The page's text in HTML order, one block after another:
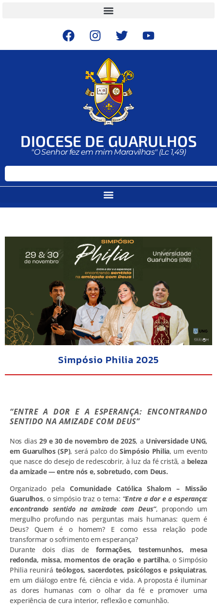
DIOCESE DE GUARULHOS
"O Senhor fez em mim Maravilhas" (Lc 1,49)
Simpósio Philia 2025
“ENTRE A DOR E A ESPERANÇA: ENCONTRANDO
SENTIDO NA AMIZADE COM DEUS”
Nos dias29 e 30 de novembro de 2025, a Universidade UNG,
em Guarulhos (SP), será palco doSimpósio Philia, um evento
que nasce do desejo de redescobrir, à luz da fé cristã, a beleza
da amizade — entre nós e, sobretudo, com Deus.
Organizado pelaComunidade Católica Shalom – Missão
Guarulhos, o simpósio traz o tema: “Entre a dor e a esperança:
encontrando sentido na amizade com Deus”, propondo um
mergulho profundo nas perguntas mais humanas: quem é
Deus? Quem é o homem? E como essa relação pode
transformar o sofrimento em esperança?
Durante dois dias de formações, testemunhos, mesa
redonda, missa, momentos de oração e partilha, o Simpósio
Philia reunirá teólogos, sacerdotes, psicólogos e psiquiatras,
em um diálogo entre fé, ciência e vida. A proposta é iluminar
as dores humanas com o olhar da fé e promover uma
experiência de cura interior, reflexão e comunhão.